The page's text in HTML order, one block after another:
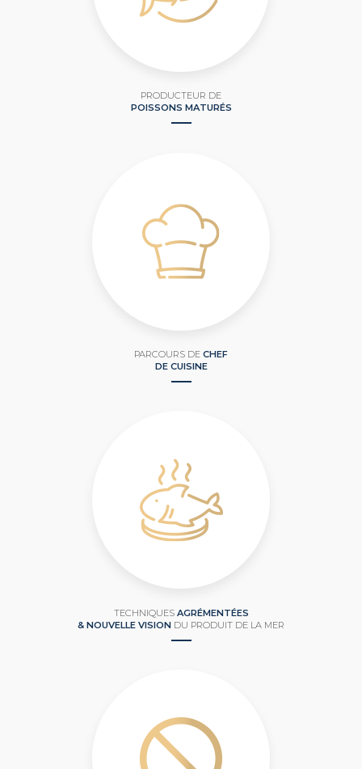
PRODUCTEUR DE
POISSONS MATURÉS
PARCOURS DE CHEF
DE CUISINE
TECHNIQUES AGRÉMENTÉES
& NOUVELLE VISION DU PRODUIT DE LA MER